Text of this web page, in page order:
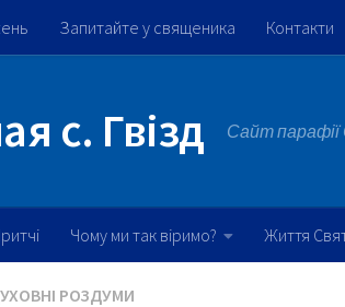
Запитайте у священика Контакти
с. Гвізд Сайт парафії
Чому ми так віримо? Життя
РОЗДУМИ